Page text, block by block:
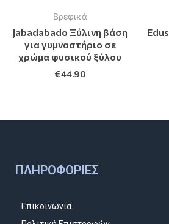
Βρεφικά
Jabadabado Ξύλινη βάση
για γυμναστήριο σε
χρώμα φυσικού ξύλου
€44.90
ΠΛΗΡΟΦΟΡΊΕΣ
Επικοινωνία